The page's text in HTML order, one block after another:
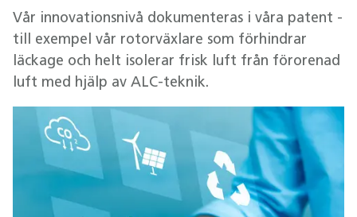
Vår innovationsnivå dokumenteras i våra patent -
till exempel vår rotorväxlare som förhindrar
läckage och helt isolerar frisk luft från förorenad
luft med hjälp av ALC-teknik.